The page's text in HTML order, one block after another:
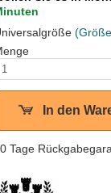
In den
Tage